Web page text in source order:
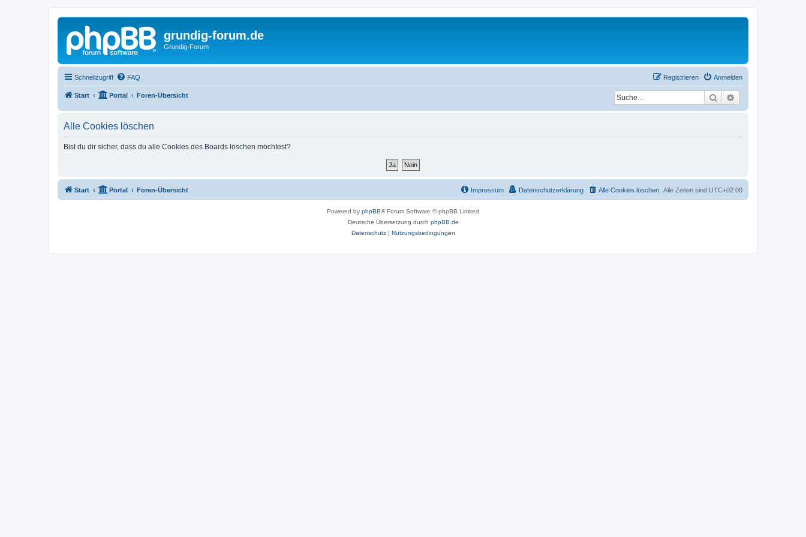
grundig-forum.de
Grundig-Forum
Schnellzugriff FAQ Anmelden
Registrieren
Start Portal Foren-Übersicht Suche
Alle Cookies löschen
Bist du dir sicher, dass du alle Cookies des Boards löschen möchtest?
Start Portal Foren-Übersicht Alle Zeiten sind UTC+02:00
Alle Cookies löschen
Datenschutzerklärung
Impressum
Powered by phpBB® Forum Software © phpBB Limited
Deutsche Übersetzung durch phpBB.de
Datenschutz| Nutzungsbedingungen